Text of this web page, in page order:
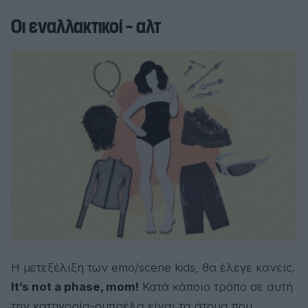
Οι εναλλακτικοί – αλτ
Η μετεξέλιξη των emo/scene kids, θα έλεγε κανείς.
It’s not a phase, mom! Κατά κάποιο τρόπο σε αυτή